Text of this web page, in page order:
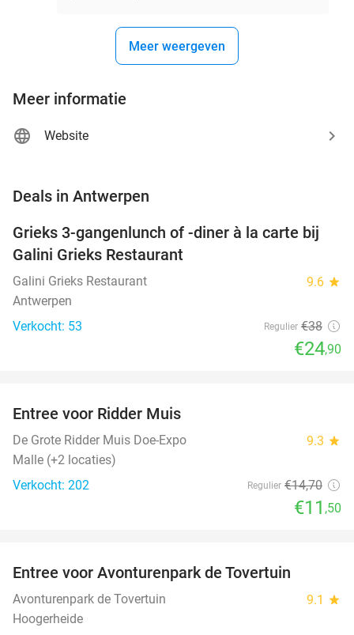
Meer weergeven
Meer informatie
Website
Deals in Antwerpen
34%
Grieks 3-gangenlunch of -diner à la carte bij
Galini Grieks Restaurant
Galini Grieks Restaurant 9.6 star
Antwerpen
Verkocht: 53
Regulier €38
€24,90
TODAY
Entree voor Ridder Muis
De Grote Ridder Muis Doe-Expo 9.3 star
Malle (+2 locaties)
Verkocht: 202
Regulier €14,70
€11 ,50
Entree voor Avonturenpark de Tovertuin
Avonturenpark de Tovertuin 9.1 star
Hoogerheide